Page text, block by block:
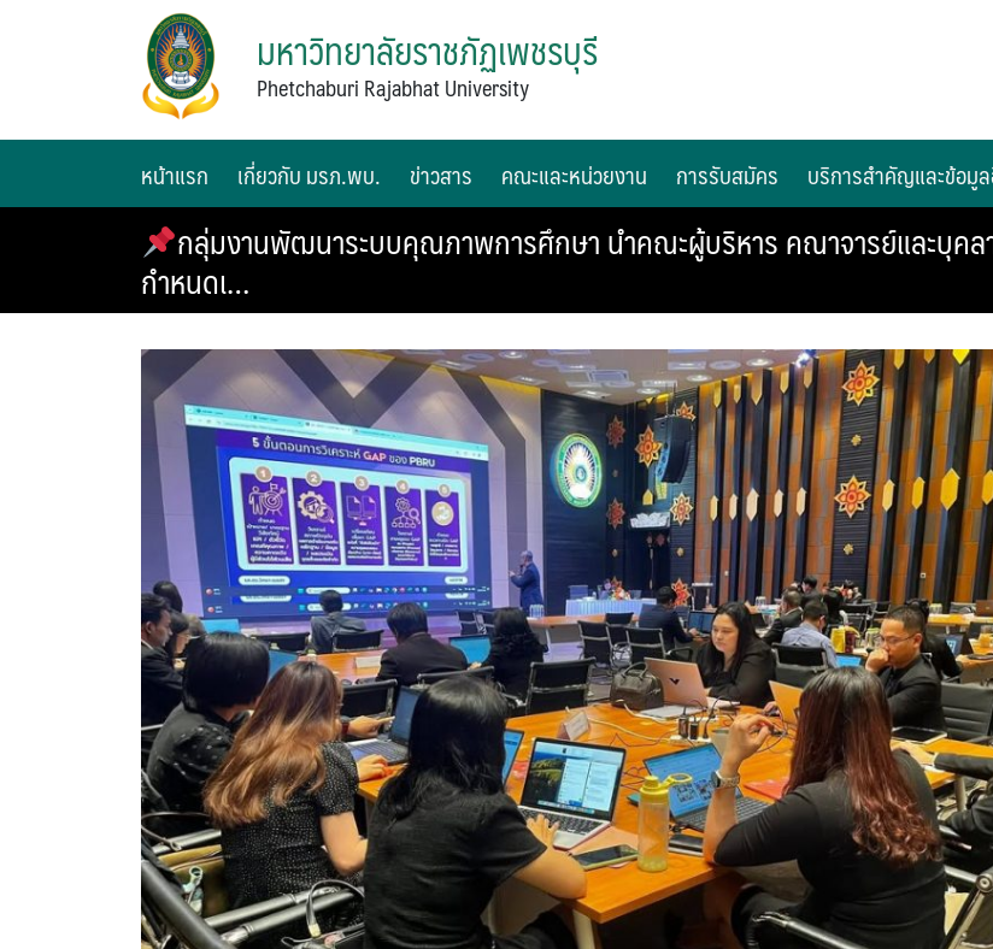
มหาวิทยาลัยราชภัฏเพชรบุรี
Phetchaburi Rajabhat University
หน้าแรก เกี่ยวกับ มรภ.พบ. ข่าวสาร คณะและหน่วยงาน การรับสมัคร บริการสำคัญและข้อมู
กลุ่มงานพัฒนาระบบคุณภาพการศึกษา นำคณะผู้บริหาร คณาจารย์และบุคล
กำหนดเ…